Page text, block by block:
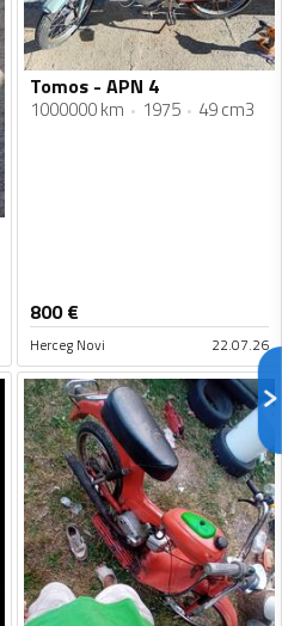
Tomos - APN 4
1000000 km 1975 49 cm3
800€
Herceg Novi 22.07.26